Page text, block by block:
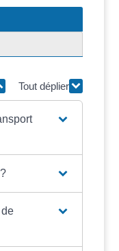
Tout déplier